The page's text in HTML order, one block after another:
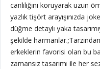
canlılığını koruyarak uzun
yazlık tişört arayışınızda
düğme detaylı yaka
şekilde
erkeklerin favorisi olan bu
zamansız tasarımı ile her